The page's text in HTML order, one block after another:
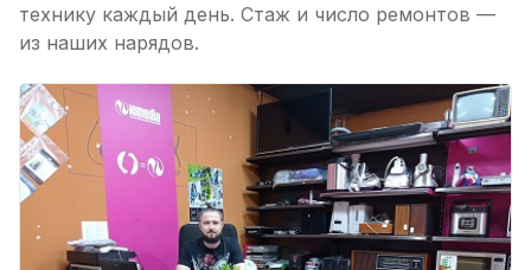
ю
Юмедиа на Наставников
пр. Наставников 35
ю
Юмедиа на Дыбенко
ул. Антонова-Овсеенко, 25к1
ю
Юмедиа в ТК Юго-Запад
пр. Маршала Жукова, 35-1
ю
Юмедиа на Космонавтов
пр. Космонавтов, 38к4
технику каждый день. Стаж и число ремонтов —
из наших нарядов.